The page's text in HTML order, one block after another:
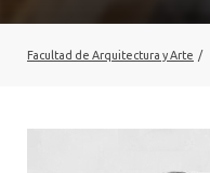
Facultad de Arquitectura y Arte /